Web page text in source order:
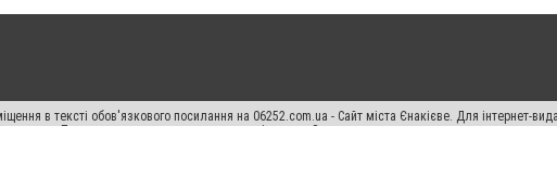
в тексті обов'язкового посилання на 06252.com.ua - Сайт міста Єнакієве. Для інтернет-
джерела. Порушення виняткових прав переслідується Законом.